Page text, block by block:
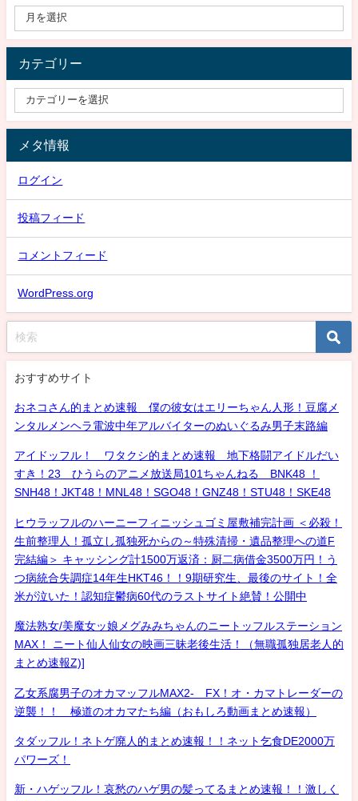
カテゴリー
メタ情報
ログイン
投稿フィード
コメントフィード
WordPress.org
おすすめサイト
おネコさん的まとめ速報 僕の彼女はエリーちゃん人形！豆腐メ
ンタルメンヘラ電波中年アルバイターのぬいぐるみ男子末路編
アイドッフル！ ワタクシ的まとめ速報 地下格闘アイドルだい
すき！23 ひうらのアニメ放送局101ちゃんねる BNK48 ！
SNH48！JKT48！MNL48！SGO48！GNZ48！STU48！SKE48
ヒウラッフルのハーニーフィニッシュゴミ屋敷補完計画 ＜必殺！
生前整理人！孤立し孤独死からの～特殊清掃・遺品整理への道F
完結編＞ キャッシング計1500万返済：厨二病借金3500万円！う
つ病統合失調症14年生HKT46！！9期研究生、最後のサイト！全
米が泣いた！認知症鬱病60代のラストサイト絶賛！公開中
魔法熟女/美魔女ッ娘メグみみちゃんのニートッフルステーション
MAX！ ニート仙人仙女の映画三昧老後生活！（無職孤独居老人的
まとめ速報Z)]
乙女系腐男子のオカマッフルMAX2- FX！オ・カマトレーダーの
逆襲！！ 極道のオカマたち編（おもしろ動画まとめ速報）
タダッフル！ネトゲ廃人的まとめ速報！！ネット乞食DE2000万
パワーズ！
新・ハゲッフル！哀愁のハゲ男の髪ってるまとめ速報！！激しく